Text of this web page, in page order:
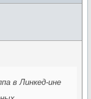
в Линкед-ине